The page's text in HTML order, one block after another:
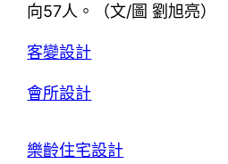
向57人。
（文/圖 劉旭亮）
客變設計
會所設計
樂齡住宅設計